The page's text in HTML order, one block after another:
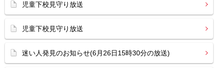
児童下校見守り放送
児童下校見守り放送
迷い人発見のお知らせ(6月26日15時30分の放送)